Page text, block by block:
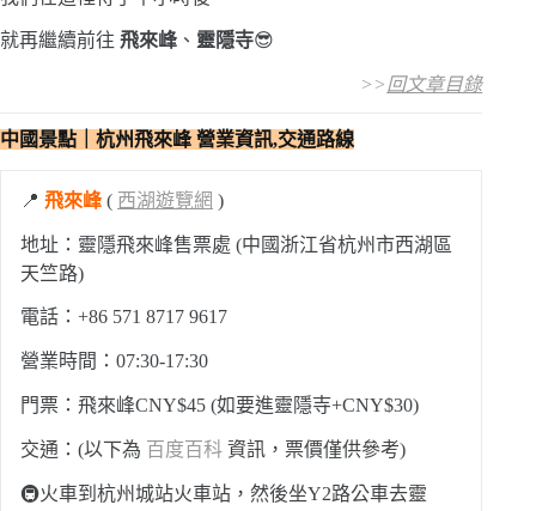
就再繼續前往 飛來峰、 靈隱寺😎
>>回文章目錄
中國景點｜杭州飛來峰營業資訊,交通路線
📍 飛來峰( 西湖遊覽網 )
地址：靈隱飛來峰售票處 (中國浙江省杭州市西湖區
天竺路)
電話：+86 571 8717 9617
營業時間：07:30-17:30
門票：飛來峰CNY$45 (如要進靈隱寺+CNY$30)
交通：(以下為 百度百科 資訊，票價僅供參考)
🚇火車到杭州城站火車站，然後坐Y2路公車去靈